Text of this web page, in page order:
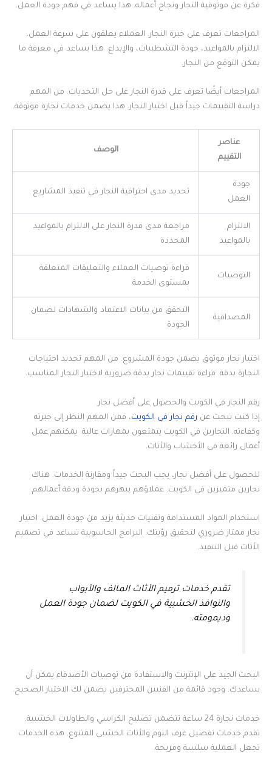
فكرة عن موثوقية النجار ونجاح أعماله. هذا يساعد في فهم جودة العمل.
المراجعات تعرف على خبرة النجار. العملاء يعلقون على سرعة العمل،
الالتزام بالمواعيد، جودة التشطيبات، والإبداع. هذا يساعد في معرفة ما
يمكن التوقع من النجار.
المراجعات أيضًا تعرف على قدرة النجار على حل التحديات. من المهم
دراسة التقييمات جيداً قبل اختيار النجار. هذا يضمن خدمات نجارة موثوقة.
عناصر
التقييم
الوصف
جودة
العمل
تحديد مدى احترافية النجار في تنفيذ المشاريع
الالتزام
بالمواعيد
مراجعة مدى قدرة النجار على الالتزام بالمواعيد
المحددة
التوصيات
قراءة توصيات العملاء والتعليقات المتعلقة
بمستوى الخدمة
المصداقية
التحقق من بيانات الاعتماد والشهادات لضمان
الجودة
اختيار نجار موثوق يضمن جودة المشروع. من المهم تحديد احتياجات
النجارة بدقة. قراءة تقييمات نجار بدقة ضرورية لاختيار النجار المناسب.
رقم النجار في الكويت والحصول على أفضل نجار
إذا كنت تبحث عن رقم نجار في الكويت، فمن المهم النظر إلى خبرته
وكفاءته. النجارين في الكويت يتمتعون بمهارات عالية. يمكنهم عمل
أعمال رائعة في الأخشاب والأثاث.
للحصول على أفضل نجار، يجب البحث جيداً ومقارنة الخدمات. هناك
نجارين متميزين في الكويت. عملاؤهم يبهرهم بجودة ودقة أعمالهم.
استخدام المواد المستدامة وتقنيات حديثة يزيد من جودة العمل. اختيار
نجار ممتاز ضروري لتحقيق رؤيتك. البرامج الحاسوبية تساعد في تصميم
الأثاث قبل التنفيذ.
تقدم خدمات ترميم الأثاث المالف والأبواب
والنوافذ الخشبية في الكويت لضمان جودة العمل
وديمومته.
البحث الجيد على الإنترنت والاستفادة من توصيات الأصدقاء يمكن أن
يساعدك. وجود قائمة من الفنيين المحترفين يضمن لك الاختيار الصحيح.
خدمات نجارة 24 ساعة تتضمن تصليح الكراسي والطاولات الخشبية.
تقدم خدمات تفصيل غرف النوم والأثاث الخشبي المتنوع. هذه الخدمات
تجعل العملية سلسة ومريحة.